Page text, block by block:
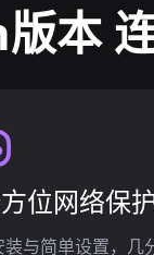
本
位网络保
装与简单设置，几